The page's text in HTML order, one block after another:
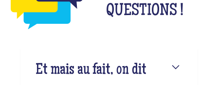
QUESTIONS !
Et mais au fait, on dit